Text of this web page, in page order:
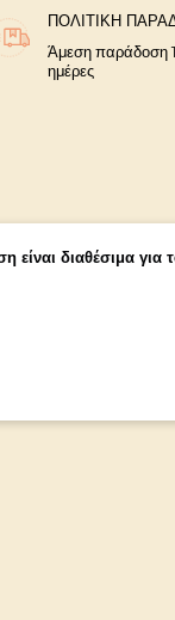
ΠΟΛΙΤΙΚΉ
Άμεση παράδοση
ημέρες
είναι διαθέσιμα